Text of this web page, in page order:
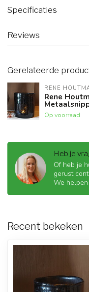
Specificaties
Reviews
Gerelateerde
RENE
Rene
Op voorraad
Heb je
Of heb je
gerust
We
Recent bekeken